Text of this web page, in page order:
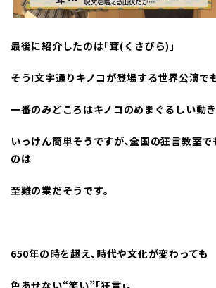
最後に紹介したのは｢茸(くさびら) ｣
そう!文字通りキノコが登場する世界公演で
一番のみどころはキノコのめまぐるしい動
いっけん簡単そうですが､全国の狂言教室
のは
至難の業だそうです｡
650年の時を超え､時代や文化が変わっても
色あせない“笑い”｢狂言｣｡